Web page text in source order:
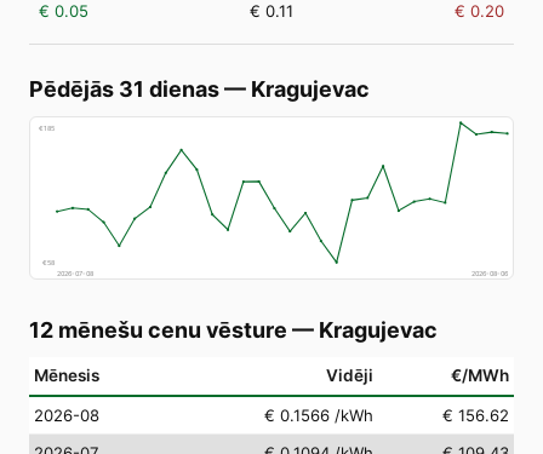
€ 0.05 € 0.11 € 0.20
Pēdējās 31 dienas— Kragujevac
€185
€58
2026-07-08
2026-08-06
12 mēnešu cenu vēsture — Kragujevac
Mēnesis Vidēji €/MWh
2026-08 € 0.1566 /kWh
€ 156.62